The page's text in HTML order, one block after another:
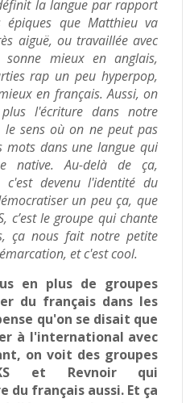
la langue par rapport
que Matthieu va
aiguë, ou travaillée avec
mieux en anglais,
rap un peu hyperpop,
en français. Aussi, on
l'écriture dans notre
sens où on ne peut pas
mots dans une langue qui
native. Au-delà de ça,
devenu l'identité du
un peu ça, que
c’est le groupe qui chante
ça nous fait notre petite
et c'est cool.
en plus de groupes
du français dans les
qu'on se disait que
à l'international avec
on voit des groupes
et Revnoir qui
du français aussi. Et ça